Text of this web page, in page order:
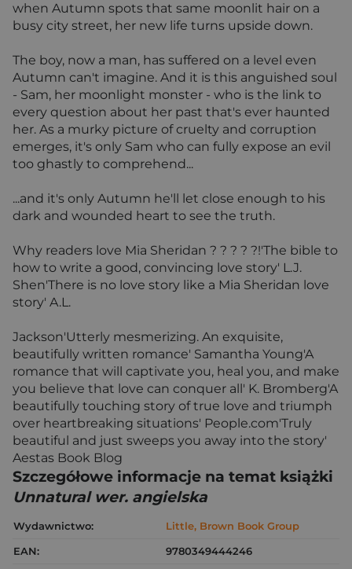
when Autumn spots that same moonlit hair on a
busy city street, her new life turns upside down.
The boy, now a man, has suffered on a level even
Autumn can't imagine. And it is this anguished soul
- Sam, her moonlight monster - who is the link to
every question about her past that's ever haunted
her. As a murky picture of cruelty and corruption
emerges, it's only Sam who can fully expose an evil
too ghastly to comprehend...
...and it's only Autumn he'll let close enough to his
dark and wounded heart to see the truth.
Why readers love Mia Sheridan ? ? ? ? ?!'The bible to
how to write a good, convincing love story' L.J.
Shen'There is no love story like a Mia Sheridan love
story' A.L.
Jackson'Utterly mesmerizing. An exquisite,
beautifully written romance' Samantha Young'A
romance that will captivate you, heal you, and make
you believe that love can conquer all' K. Bromberg'A
beautifully touching story of true love and triumph
over heartbreaking situations' People.com'Truly
beautiful and just sweeps you away into the story'
Aestas Book Blog
Szczegółowe informacje na temat książki
Unnatural wer. angielska
Wydawnictwo:
Little, Brown Book Group
EAN:
9780349444246